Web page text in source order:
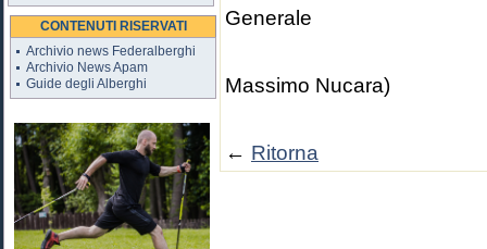
CONTENUTI RISERVATI
Archivio news Federalberghi
Archivio News Apam
Guide degli Alberghi
Generale
Massimo Nucara)
← Ritorna